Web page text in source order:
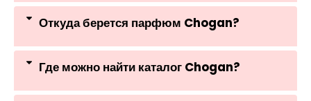
Откуда берется парфюм Chogan?
Где можно найти каталог Chogan?